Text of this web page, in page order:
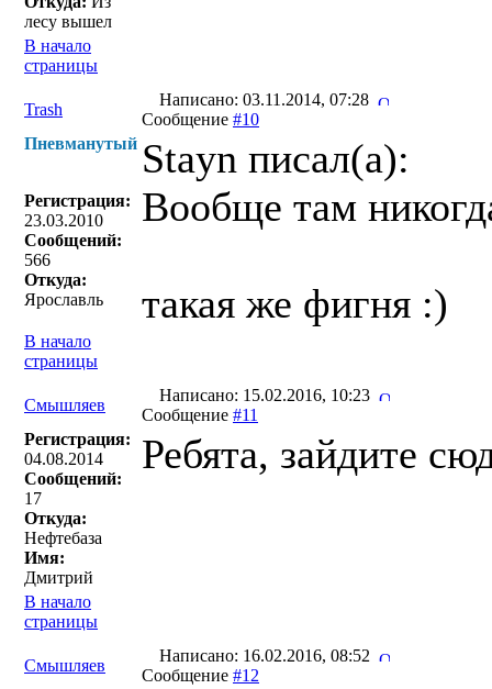
лесу вышел
В начало
страницы
Trash
Написано: 03.11.2014, 07:28
Сообщение #10
Пневманутый
Регистрация:
23.03.2010
Сообщений:
566
Откуда:
Ярославль
Stayn писал(a):
Вообще там
такая же фигня :)
В начало
страницы
Смышляев
Написано: 15.02.2016, 10:23
Сообщение #11
Регистрация:
04.08.2014
Сообщений:
17
Откуда:
Нефтебаза
Имя:
Дмитрий
Ребята, зайдите
В начало
страницы
Смышляев
Написано: 16.02.2016, 08:52
Сообщение #12